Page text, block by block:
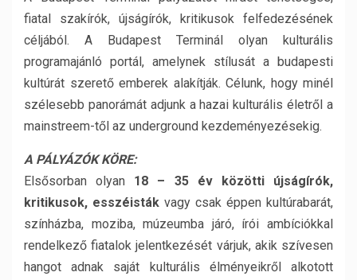
fiatal szakírók, újságírók, kritikusok felfedezésének
céljából. A Budapest Terminál olyan kulturális
programajánló portál, amelynek stílusát a budapesti
kultúrát szerető emberek alakítják. Célunk, hogy minél
szélesebb panorámát adjunk a hazai kulturális életről a
mainstreem-től az underground kezdeményezésekig.
A PÁLYÁZÓK KÖRE:
Elsősorban olyan 18 – 35 év közötti újságírók,
kritikusok, esszéisták vagy csak éppen kultúrabarát,
színházba, moziba, múzeumba járó, írói ambíciókkal
rendelkező fiatalok jelentkezését várjuk, akik szívesen
hangot adnak saját kulturális élményeikről alkotott